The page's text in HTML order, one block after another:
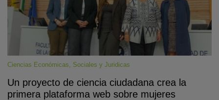
Ciencias Económicas, Sociales y Juridicas
Un proyecto de ciencia ciudadana crea la
primera plataforma web sobre mujeres